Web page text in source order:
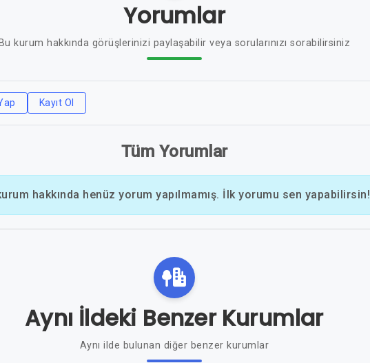
Yorumlar
Bu kurum hakkında görüşlerinizi paylaşabilir veya sorularınızı sorabilirsiniz
Kayıt Ol
Tüm Yorumlar
hakkında henüz yorum yapılmamış. İlk yorumu sen yapabilirsin!
Aynı İldeki Benzer Kurumlar
Aynı ilde bulunan diğer benzer kurumlar